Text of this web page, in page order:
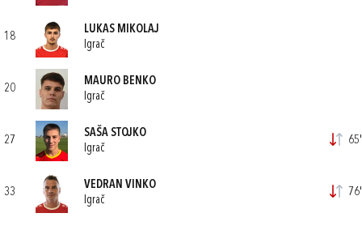
18
LUKAS MIKOLAJ
Igrač
20
MAURO BENKO
Igrač
27
SAŠA STOJKO
Igrač
65'
33
VEDRAN VINKO
Igrač
76'